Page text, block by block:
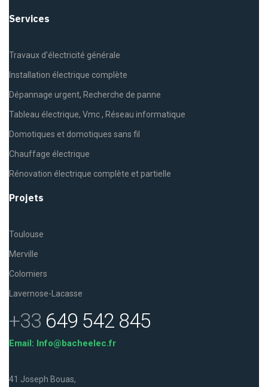
Services
Travaux d’électricité générale
Installation électrique complète
Dépannage urgent, Recherche de panne
Tableau électrique, Vmc , Réseau informatique
Domotiques et domotiques sans fil
Chauffage électrique
Rénovation électrique complète et partielle
Projets
Toulouse
Merville
Colomiers
Lavernose-Lacasse
+33 649 542 845
Email: Info@bacheelec.fr
41 Joseph Bouas,